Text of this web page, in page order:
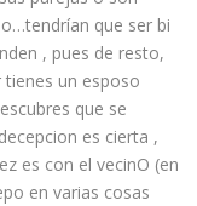
que ser bi
, pues de resto,
un esposo
que se
es cierta ,
es con el vecinO (en
en varias cosas